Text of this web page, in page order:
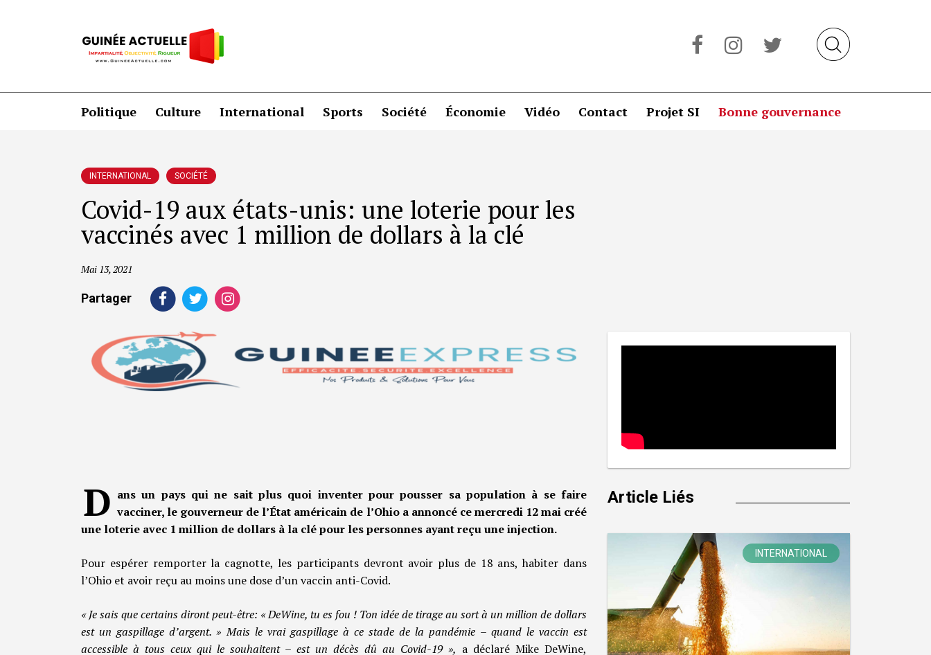
Politique Culture International Sports Société Économie Vidéo Contact Projet SI Bonne gouvernance
INTERNATIONAL SOCIÉTÉ
Covid-19 aux états-unis: une loterie pour les
vaccinés avec 1 million de dollars à la clé
Mai 13, 2021
Partager
D ans un pays qui ne sait plus quoi inventer pour pousser sa population à se faire
vacciner, le gouverneur de l’État américain de l’Ohio a annoncé ce mercredi 12 mai créé
une loterie avec 1 million de dollars à la clé pour les personnes ayant reçu une injection.
Pour espérer remporter la cagnotte, les participants devront avoir plus de 18 ans, habiter dans
l’Ohio et avoir reçu au moins une dose d’un vaccin anti-Covid.
« Je sais que certains diront peut-être: « DeWine, tu es fou ! Ton idée de tirage au sort à un million de dollars
est un gaspillage d’argent. » Mais le vrai gaspillage à ce stade de la pandémie – quand le vaccin est
accessible à tous ceux qui le souhaitent – est un décès dû au Covid-19 », a déclaré Mike DeWine,
Article Liés
INTERNATIONAL